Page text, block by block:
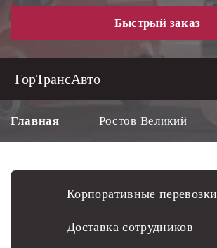
Быстрый заказ
ГорТрансАвто
Главная Ростов Великий
Корпоративные перевозки
Доставка сотрудников